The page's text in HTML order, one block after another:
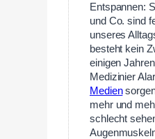
Entspannen:
und Co. sind
unseres
besteht kein
einigen
Medizinier
Medien
mehr und
schlecht